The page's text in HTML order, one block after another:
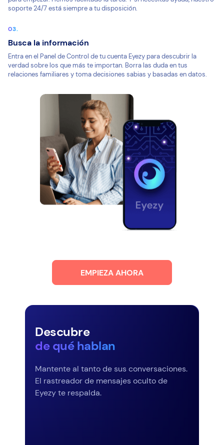
soporte 24/7 está siempre a tu disposición.
Busca la información
Entra en el Panel de Control de tu cuenta Eyezy para descubrir la
verdad sobre los que más te importan. Borra las duda en tus
relaciones familiares y toma decisiones sabias y basadas en datos.
EMPIEZA AHORA
Descubre
de qué hablan
Mantente al tanto de sus conversaciones.
El rastreador de mensajes oculto de
Eyezy te respalda.